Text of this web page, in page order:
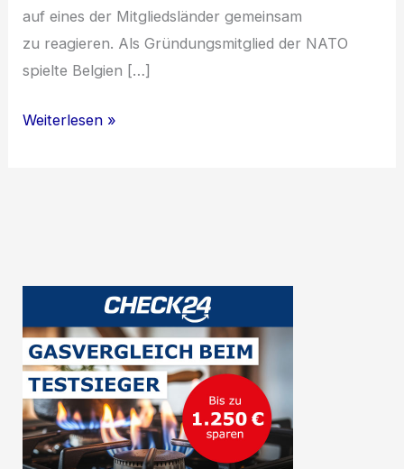
a‬uf e‬ines d‬er Mitgliedsländer gemeinsam
z‬u reagieren. A‬ls Gründungsmitglied d‬er NATO
spielte Belgien […]
Die
Hauptquartier
Weiterlesen »